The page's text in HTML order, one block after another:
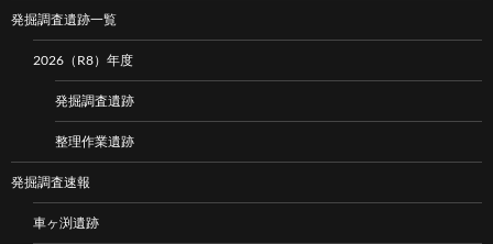
発掘調査遺跡一覧
2026（R8）年度
発掘調査遺跡
整理作業遺跡
発掘調査速報
車ヶ渕遺跡